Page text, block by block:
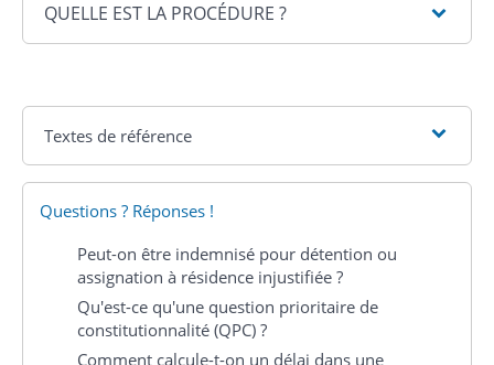
QUELLE EST LA PROCÉDURE ?
Textes de référence
Questions ? Réponses !
Peut-on être indemnisé pour détention ou
assignation à résidence injustifiée ?
Qu'est-ce qu'une question prioritaire de
constitutionnalité (QPC) ?
Comment calcule-t-on un délai dans une